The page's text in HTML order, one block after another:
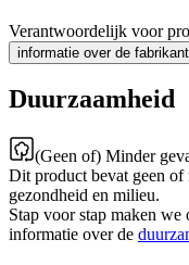
Verantwoordelijk voor
informatie over de fabrikant
Duurzaamheid
(Geen of) Minder
Dit product bevat geen
gezondheid en milieu.
Stap voor stap maken we
informatie over de